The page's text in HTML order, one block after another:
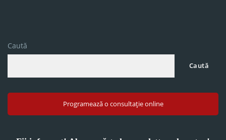
Caută
Caută
Programează o consultație online